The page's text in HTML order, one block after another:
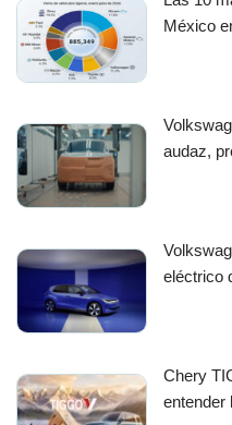
México
audaz,
eléctrico
Chery
entender